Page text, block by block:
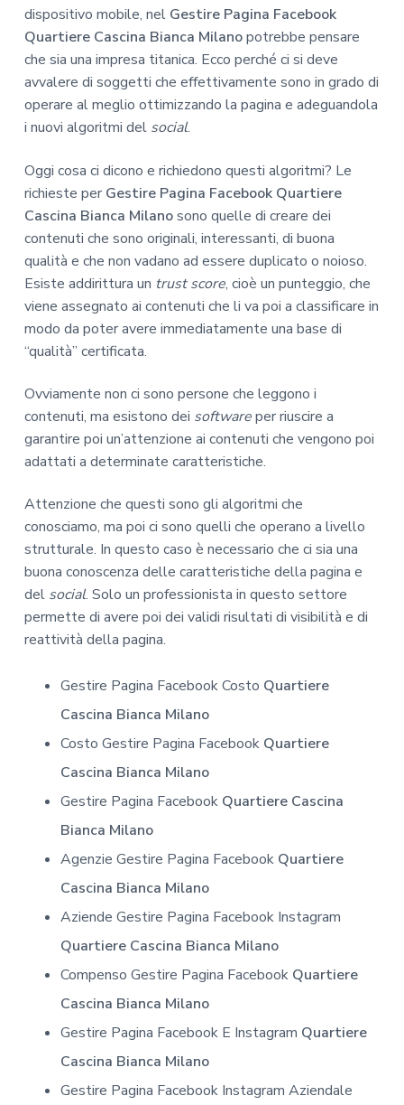
dispositivo mobile, nel Gestire Pagina Facebook
Quartiere Cascina Bianca Milanopotrebbe pensare
che sia una impresa titanica. Ecco perché ci si deve
avvalere di soggetti che effettivamente sono in grado di
operare al meglio ottimizzando la pagina e adeguandola
i nuovi algoritmi del social.
Oggi cosa ci dicono e richiedono questi algoritmi? Le
richieste per Gestire Pagina Facebook Quartiere
Cascina Bianca Milanosono quelle di creare dei
contenuti che sono originali, interessanti, di buona
qualità e che non vadano ad essere duplicato o noioso.
Esiste addirittura un trust score, cioè un punteggio, che
viene assegnato ai contenuti che li va poi a classificare in
modo da poter avere immediatamente una base di
“qualità” certificata.
Ovviamente non ci sono persone che leggono i
contenuti, ma esistono dei softwareper riuscire a
garantire poi un’attenzione ai contenuti che vengono poi
adattati a determinate caratteristiche.
Attenzione che questi sono gli algoritmi che
conosciamo, ma poi ci sono quelli che operano a livello
strutturale. In questo caso è necessario che ci sia una
buona conoscenza delle caratteristiche della pagina e
del social. Solo un professionista in questo settore
permette di avere poi dei validi risultati di visibilità e di
reattività della pagina.
Gestire Pagina Facebook Costo Quartiere
Cascina Bianca Milano
Costo Gestire Pagina Facebook Quartiere
Cascina Bianca Milano
Gestire Pagina Facebook Quartiere Cascina
Bianca Milano
Agenzie Gestire Pagina Facebook Quartiere
Cascina Bianca Milano
Aziende Gestire Pagina Facebook Instagram
Quartiere Cascina Bianca Milano
Compenso Gestire Pagina Facebook Quartiere
Cascina Bianca Milano
Gestire Pagina Facebook E Instagram Quartiere
Cascina Bianca Milano
Gestire Pagina Facebook Instagram Aziendale